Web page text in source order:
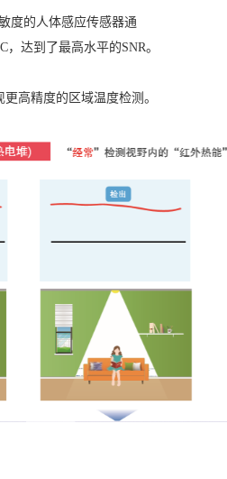
度的人体感应传感器通
达到了最高水平的SNR。
高精度的区域温度检测。